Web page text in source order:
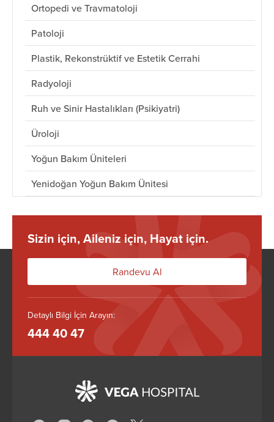
Ortopedi ve Travmatoloji
Patoloji
Plastik, Rekonstrüktif ve Estetik Cerrahi
Radyoloji
Ruh ve Sinir Hastalıkları (Psikiyatri)
Üroloji
Yoğun Bakım Üniteleri
Yenidoğan Yoğun Bakım Ünitesi
Sizin için, Aileniz için, Hayat için.
Randevu Al
Detaylı Bilgi İçin Arayın:
444 40 47